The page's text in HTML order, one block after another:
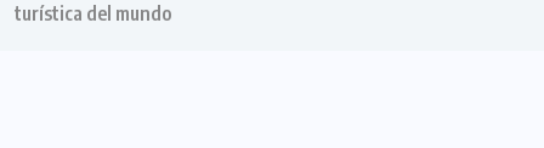
turística del mundo